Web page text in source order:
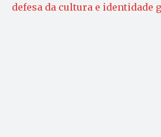
defesa da cultura e identidade